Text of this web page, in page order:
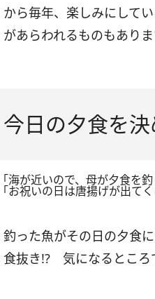
から毎年、楽しみにして
があらわれるものもあり
今日の夕食を
海が近いので、母が夕食を
お祝いの日は唐揚げが出て
釣った魚がその日の夕食
食抜き!? 気になるところ